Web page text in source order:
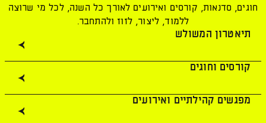
חוגים, סדנאות, קורסים ואירועים לאורך כל השנה, לכל מי שרוצה
ללמוד, ליצור, לזוז ולהתחבר.
תיאטרון המשולש
קורסים וחוגים
מפגשים קהילתיים ואירועים